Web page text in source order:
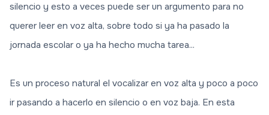
silencio y esto a veces puede ser un argumento para no
querer leer en voz alta, sobre todo si ya ha pasado la
jornada escolar o ya ha hecho mucha tarea...
Es un proceso natural el vocalizar en voz alta y poco a poco
ir pasando a hacerlo en silencio o en voz baja. En esta